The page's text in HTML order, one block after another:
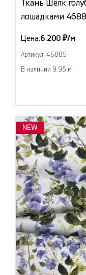
Ткань Шёлк
лошадками
Цена:6 200 ₽/м
Артикул: 46885
В наличии 9.95 м
NEW